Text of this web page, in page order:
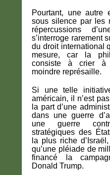
Pourtant, une autre
sous silence par les
répercussions
s’interroge rarement
du droit international
mesure, car la
consiste à crier à
moindre représaille.
Si une telle
américain, il n’est
la part d’une
dans une guerre
une guerre
stratégiques des
la plus riche
qu’une pléiade de
financé la
Donald Trump.